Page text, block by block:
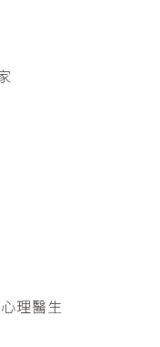
理醫生